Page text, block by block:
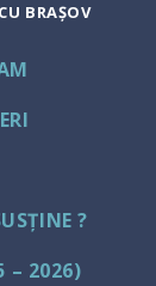
BRAȘOV
?
– 2026)